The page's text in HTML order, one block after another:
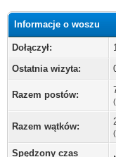
Informacje o woszu
Dołączył:
Ostatnia wizyta:
Razem postów:
(
Razem wątków:
(
Spędzony czas